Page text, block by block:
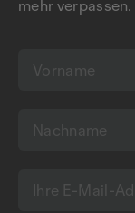
mehr verpassen.